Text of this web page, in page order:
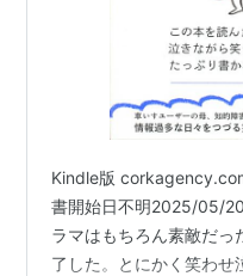
Kindle版
書開始日不明2025/05/
ラマはもちろん素敵だっ
了した。とにかく笑わせ